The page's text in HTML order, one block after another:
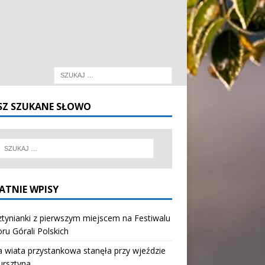
SZUKANE SŁOWO
WPISY
z pierwszym miejscem na Festiwalu
Górali Polskich
wiata przystankowa stanęła przy wjeździe